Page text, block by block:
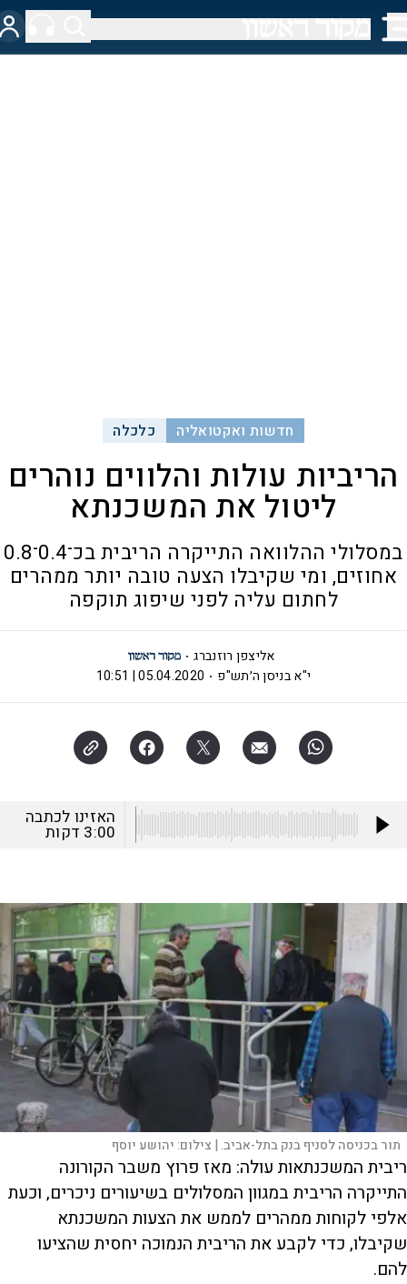
חדשות ואקטואליה כלכלה
הריביות עולות והלווים נוהרים
ליטול את המשכנתא
במסלולי ההלוואה התייקרה הריבית בכ־0.4־0.8
אחוזים, ומי שקיבלו הצעה טובה יותר ממהרים
לחתום עליה לפני שיפוג תוקפה
אליצפן רוזנברג
י"א בניסן ה׳תש"פ
05.04.2020 | 10:51
האזינו לכתבה
3:00 דקות
תור בכניסה לסניף בנק בתל-אביב. | צילום:יהושע יוסף
ריבית המשכנתאות עולה: מאז פרוץ משבר הקורונה
התייקרה הריבית במגוון המסלולים בשיעורים ניכרים, וכעת
אלפי לקוחות ממהרים לממש את הצעות המשכנתא
שקיבלו, כדי לקבע את הריבית הנמוכה יחסית שהציעו
להם.